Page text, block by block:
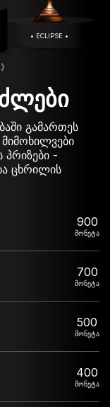
• ECLIPSE •
გამართეს
პრიზები -
ცხრილის
900
მონეტა
700
მონეტა
500
მონეტა
400
მონეტა